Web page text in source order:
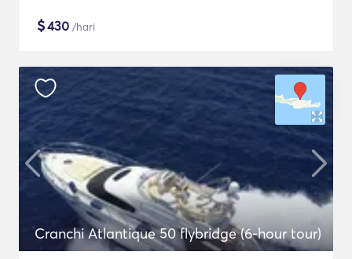
$430 /hari
Cranchi Atlantique 50 flybridge (6-hour tour)